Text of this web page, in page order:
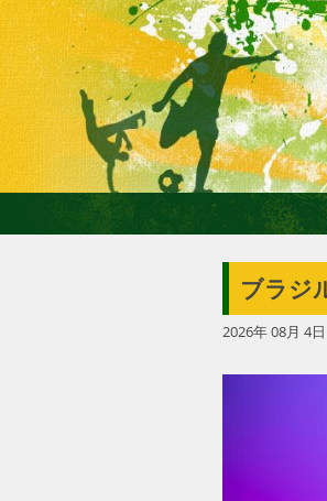
ブラジ
2026年 08月 4日